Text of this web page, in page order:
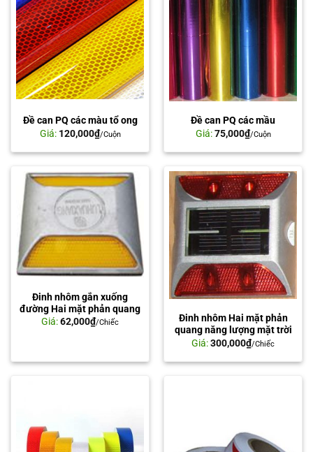
Đề can PQ các màu tổ ong
Giá: 120,000₫/Cuộn
Đề can PQ các mầu
Giá:75,000₫/Cuộn
Đinh nhôm gắn xuống
đường Hai mặt phản quang
Giá:62,000₫/Chiếc
Đinh nhôm Hai mặt phản
quang năng lượng mặt trời
Giá:300,000₫/Chiếc